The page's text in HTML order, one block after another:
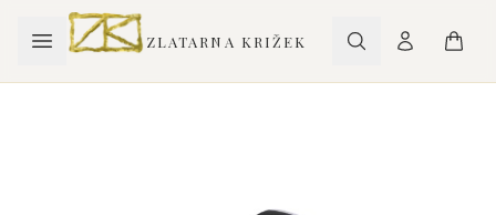
ZLATARNA KRIŽEK